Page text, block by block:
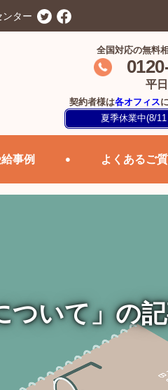
ター
全国対応の無料
平
契約者様は各オフィス
夏季休業中(8/
事例 よくあるご
ついて」の